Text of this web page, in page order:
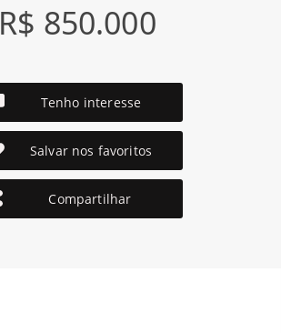
R$ 850.000
Tenho interesse
Salvar nos favoritos
Compartilhar